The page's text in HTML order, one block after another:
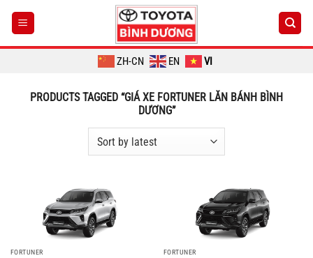
nội
ZH-CN EN VI
PRODUCTS TAGGED “GIÁ XE FORTUNER LĂN BÁNH BÌNH
DƯƠNG”
FORTUNER FORTUNER